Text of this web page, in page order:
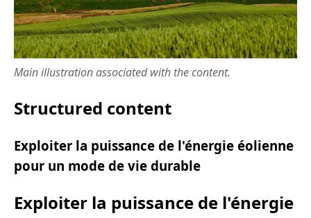
Main illustration associated with the content.
Structured content
Exploiter la puissance de l'énergie éolienne
pour un mode de vie durable
Exploiter la puissance de l'énergie